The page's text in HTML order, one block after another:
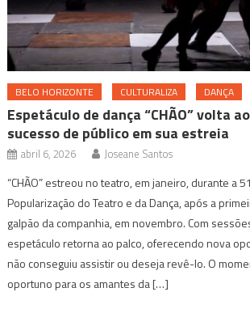
BELO HORIZONTE CULTURALIZA DANÇA
Espetáculo de dança “CHÃO” volta
sucesso de público em sua estreia
abril 6, 2026 Joseane Santos
“CHÃO” estreou no teatro, em janeiro, durante a
Popularização do Teatro e da Dança, após a
galpão da companhia, em novembro. Com
espetáculo retorna ao palco, oferecendo nova
não conseguiu assistir ou deseja revê-lo. O
oportuno para os amantes da […]